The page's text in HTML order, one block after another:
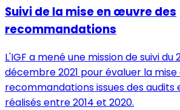
Suivi de la mise en œuvre des
recommandations
L'IGF a mené une mission de suivi du
décembre 2021 pour évaluer la
recommandations issues des
réalisés entre 2014 et 2020.